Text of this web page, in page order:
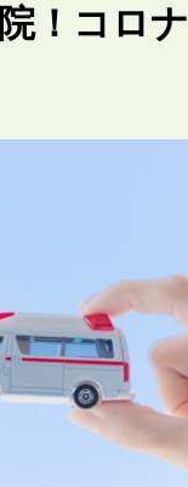
！コロ